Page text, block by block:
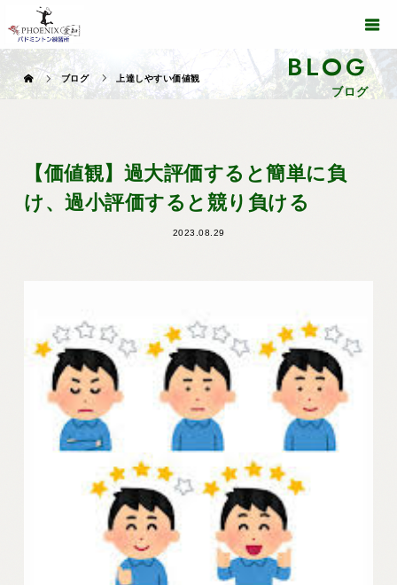
BLOG
ブログ
ブログ 上達しやすい価値観
【価値観】過大評価すると簡単に負
け、過小評価すると競り負ける
2023.08.29